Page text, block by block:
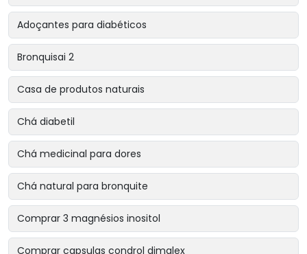
Adoçantes para diabéticos
Bronquisai 2
Casa de produtos naturais
Chá diabetil
Chá medicinal para dores
Chá natural para bronquite
Comprar 3 magnésios inositol
Comprar capsulas condrol dimalex